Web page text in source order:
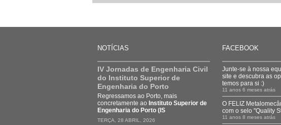
NOTÍCIAS
IV Jornadas de Engenharia Civil
do Instituto Superior de
Engenharia do Porto
Regressamos ao Porto, mais
concretamente ao Instituto Superior de
Engenharia do Porto (IS
TERÇA, 28 ABRIL, 2026
FACEBOOK
Junte-se à nossa
site e descubra as
temos para si :)
11 anos 6 meses atrás
O FELIZ
com o selo "Quality
11 anos 8 meses atrás